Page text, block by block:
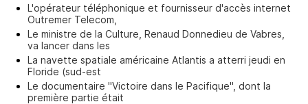
L'opérateur téléphonique et fournisseur d'accès internet
Outremer Telecom,
Le ministre de la Culture, Renaud Donnedieu de Vabres,
va lancer dans les
La navette spatiale américaine Atlantis a atterri jeudi en
Floride (sud-est
Le documentaire "Victoire dans le Pacifique", dont la
première partie était